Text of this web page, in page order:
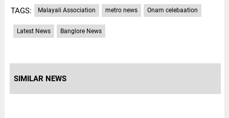
TAGS: Malayali Association metro news Onam celebaation
Latest News Banglore News
SIMILAR NEWS